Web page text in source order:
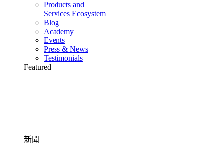
Products and
Services Ecosystem
Blog
Academy
Events
Press & News
Testimonials
Featured
新聞